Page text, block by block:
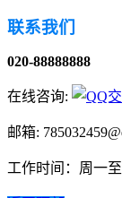
联系我们
020-88888888
在线咨询:
邮箱:
工作时间：周一